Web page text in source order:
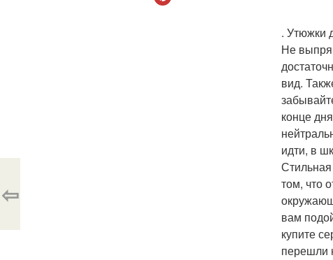
. Утюжки
Не
вид.
конце
идти, в
том, что
вам
купите
перешли
⇦